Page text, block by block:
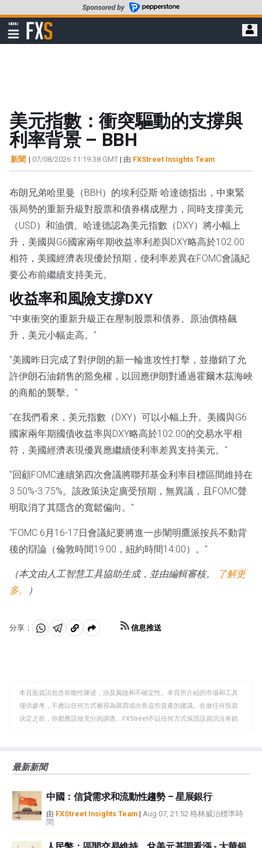
至
要
MENU
顯
示
FXStreet
美元指數：衝突驅動的支撐與
利率背景 – BBH
新聞 | 07/08/2026 11:19:38 GMT | 由 FXStreet Insights Team
布朗兄弟哈里曼（BBH）的埃利亞斯·哈達德指出，中東緊
張局勢的重新升級對股票和債券構成壓力，同時支撐美元
（USD）和油價。哈達德認為美元指數（DXY）將小幅上
升，美國與G6國家兩年期收益率利差與DXY略高於102.00
相符，美國經濟表現優於預期，使利率差異在FOMC會議紀
要公布前繼續支持美元。
收益率和風險支撐DXY
"中東衝突的重新升級正在壓制股票和債券。原油價格飆
升，美元小幅走高。"
"美國昨日完成了對伊朗的新一輪進攻性打擊，並撤銷了允
許伊朗石油銷售的豁免權，以回應伊朗對通過霍爾木茲海峽
的商船的襲擊。"
"在我們看來，美元指數（DXY）可以小幅上升。美國與G6
國家兩年期國債收益率與DXY略高於102.00的交易水平相
符，美國經濟表現優異應繼續使利率差異支持美元。"
"回顧FOMC連續第四次會議將聯邦基金利率目標區間維持在
3.50%-3.75%。該政策決定廣受預期，無異議，且FOMC聲
明取消了其隱含的寬鬆偏向。"
"FOMC 6月16-17日會議紀要將進一步闡明鷹派按兵不動背
後的辯論（倫敦時間19:00，紐約時間14:00）。"
（本文由人工智慧工具協助生成，並由編輯審核。
了解更
多。
）
分享：
分 分 複
板
信息推送
本頁面資訊包含前瞻性陳述，涉及風險和不確定性。本頁所介紹的市場和工具
僅供參考，不應以任何方式被視為購買或出售這些資產的建議。在做任何投資
決定之前，你都應該做充分的調查。FXStreet不以任何方式保證該資訊沒有錯
觀點，並不代表FXStreet或其廣告商的官方政策或立場。作者不對本頁連結的
如果文章正文中沒有明確提到，在撰寫本文時，作者在本文中提到的任何股票
中都沒有頭寸，也沒有與文中提到的任何公司有業務關係。除了FXStreet，作
者沒有收到撰寫這篇文章的報酬。
FXStreet和作者不提供個性化的建議。作者對該資訊的準確性、完整性或適用
最新新聞
中國：信貸需求和流動性趨勢 – 星展銀行
由 FXStreet Insights Team | Aug 07, 21:52 格林威治標準時
間